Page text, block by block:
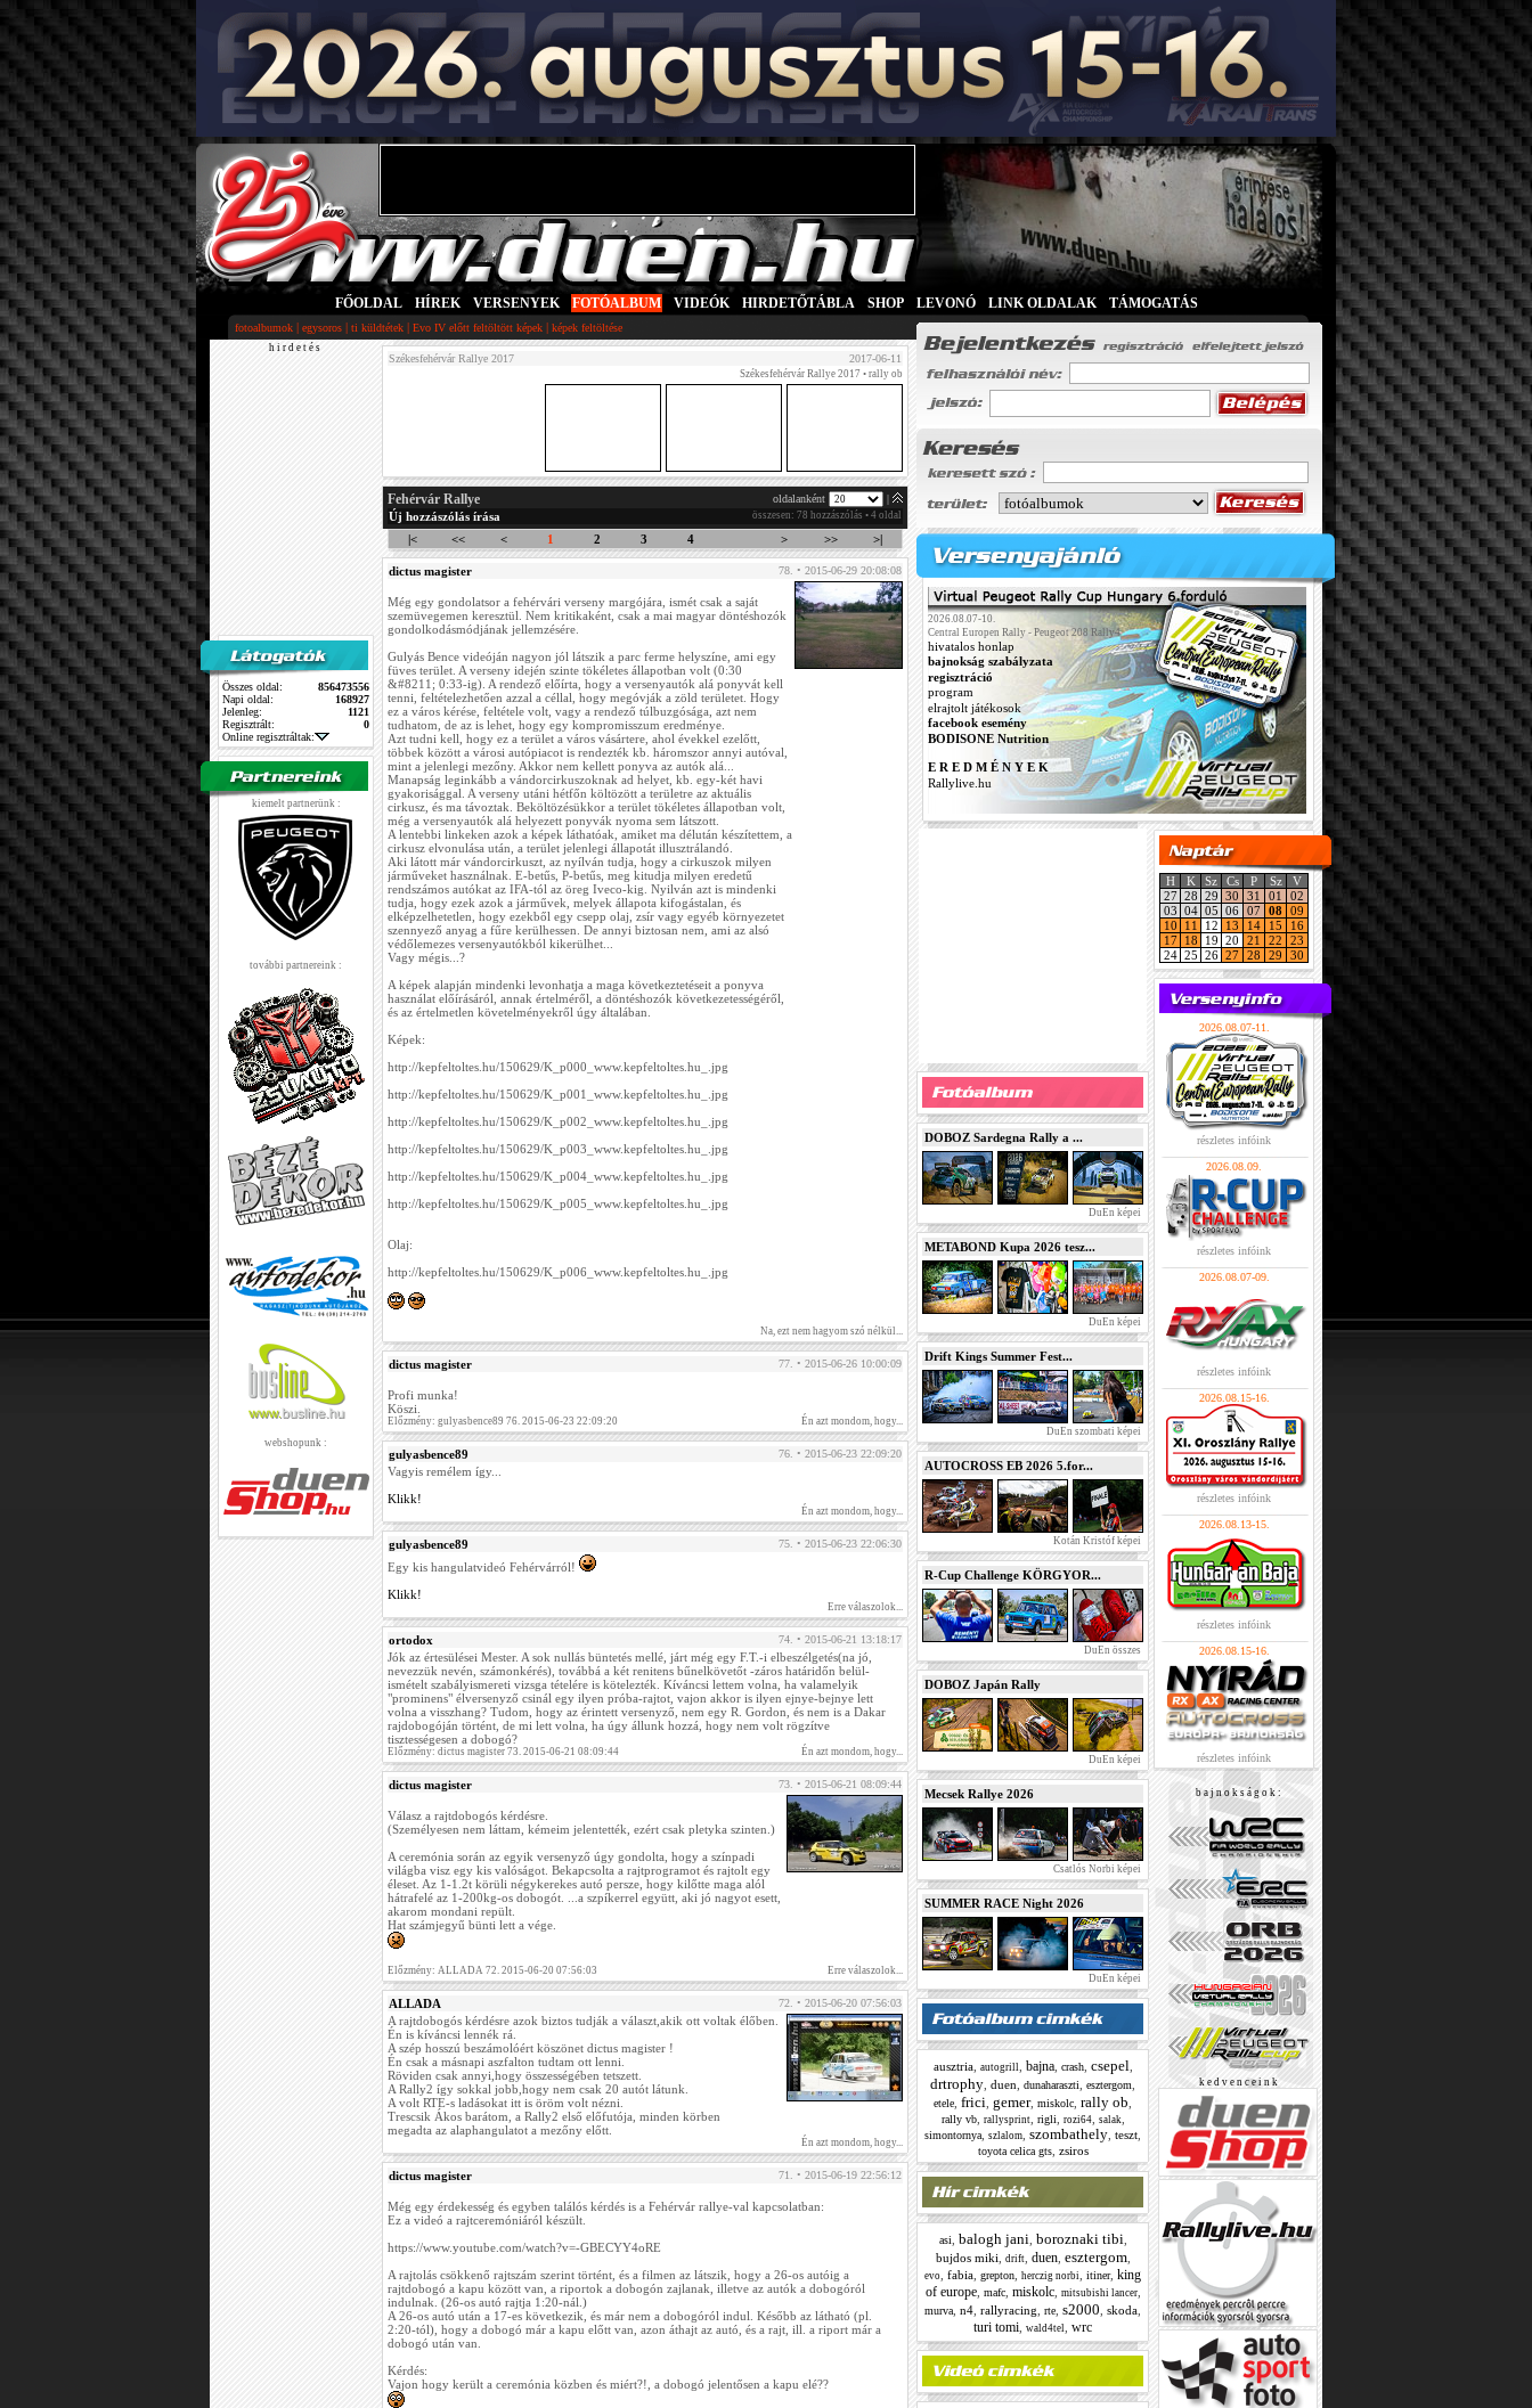
FŐOLDAL HÍREK VERSENYEK FOTÓALBUM VIDEÓK HIRDETŐTÁBLA SHOP LEVONÓ LINK OLDALAK TÁMOGATÁS
fotoalbumok | egysoros | ti küldtétek | Evo IV előtt feltöltött képek | képek feltöltése
h i r d e t é s
Összes oldal:
856473556
Napi oldal:
168927
Jelenleg:
1121
Regisztrált:
0
Online regisztráltak:
kiemelt partnerünk :
további partnereink :
webshopunk :
Székesfehérvár Rallye 2017 2017-06-11
Székesfehérvár Rallye 2017 • rally ob
Fehérvár Rallye oldalanként |
Új hozzászólás írása összesen: 78 hozzászólás • 4 oldal
|< << < 1 2 3 4 > >> >|
dictus magister 78. • 2015-06-29 20:08:08
Még egy gondolatsor a fehérvári verseny margójára, ismét csak a saját
szemüvegemen keresztül. Nem kritikaként, csak a mai magyar döntéshozók
gondolkodásmódjának jellemzésére.
Gulyás Bence videóján nagyon jól látszik a parc ferme helyszíne, ami egy
füves terület. A verseny idején szinte tökéletes állapotban volt (0:30
&#8211; 0:33-ig). A rendező előírta, hogy a versenyautók alá ponyvát kell
tenni, feltételezhetően azzal a céllal, hogy megóvják a zöld területet. Hogy
ez a város kérése, feltétele volt, vagy a rendező túlbuzgósága, azt nem
tudhatom, de az is lehet, hogy egy kompromisszum eredménye.
Azt tudni kell, hogy ez a terület a város vásártere, ahol évekkel ezelőtt,
többek között a városi autópiacot is rendezték kb. háromszor annyi autóval,
mint a jelenlegi mezőny. Akkor nem kellett ponyva az autók alá...
Manapság leginkább a vándorcirkuszoknak ad helyet, kb. egy-két havi
gyakorisággal. A verseny utáni hétfőn költözött a területre az aktuális
cirkusz, és ma távoztak. Beköltözésükkor a terület tökéletes állapotban volt,
még a versenyautók alá helyezett ponyvák nyoma sem látszott.
A lentebbi linkeken azok a képek láthatóak, amiket ma délután készítettem, a
cirkusz elvonulása után, a terület jelenlegi állapotát illusztrálandó.
Aki látott már vándorcirkuszt, az nyílván tudja, hogy a cirkuszok milyen
járműveket használnak. E-betűs, P-betűs, meg kitudja milyen eredetű
rendszámos autókat az IFA-tól az öreg Iveco-kig. Nyilván azt is mindenki
tudja, hogy ezek azok a járművek, melyek állapota kifogástalan, és
elképzelhetetlen, hogy ezekből egy csepp olaj, zsír vagy egyéb környezetet
szennyező anyag a fűre kerülhessen. De annyi biztosan nem, ami az alsó
védőlemezes versenyautókból kikerülhet...
Vagy mégis...?
A képek alapján mindenki levonhatja a maga következtetéseit a ponyva
használat előírásáról, annak értelméről, a döntéshozók következetességéről,
és az értelmetlen követelményekről úgy általában.
Képek:
http://kepfeltoltes.hu/150629/K_p000_www.kepfeltoltes.hu_.jpg
http://kepfeltoltes.hu/150629/K_p001_www.kepfeltoltes.hu_.jpg
http://kepfeltoltes.hu/150629/K_p002_www.kepfeltoltes.hu_.jpg
http://kepfeltoltes.hu/150629/K_p003_www.kepfeltoltes.hu_.jpg
http://kepfeltoltes.hu/150629/K_p004_www.kepfeltoltes.hu_.jpg
http://kepfeltoltes.hu/150629/K_p005_www.kepfeltoltes.hu_.jpg
Olaj:
http://kepfeltoltes.hu/150629/K_p006_www.kepfeltoltes.hu_.jpg
Na, ezt nem hagyom szó nélkül...
dictus magister 77. • 2015-06-26 10:00:09
Profi munka!
Köszi.
Előzmény: gulyasbence89 76. 2015-06-23 22:09:20 Én azt mondom, hogy...
gulyasbence89 76. • 2015-06-23 22:09:20
Vagyis remélem így...
Klikk!
Én azt mondom, hogy...
gulyasbence89 75. • 2015-06-23 22:06:30
Egy kis hangulatvideó Fehérvárról!
Klikk!
Erre válaszolok...
ortodox 74. • 2015-06-21 13:18:17
Jók az értesülései Mester. A sok nullás büntetés mellé, járt még egy F.T.-i elbeszélgetés(na jó,
nevezzük nevén, számonkérés), továbbá a két renitens bűnelkövetőt -záros határidőn belül-
ismételt szabályismereti vizsga tételére is kötelezték. Kíváncsi lettem volna, ha valamelyik
"prominens" élversenyző csinál egy ilyen próba-rajtot, vajon akkor is ilyen ejnye-bejnye lett
volna a visszhang? Tudom, hogy az érintett versenyző, nem egy R. Gordon, és nem is a Dakar
rajdobogóján történt, de mi lett volna, ha úgy állunk hozzá, hogy nem volt rögzítve
tisztességesen a dobogó?
Előzmény: dictus magister 73. 2015-06-21 08:09:44 Én azt mondom, hogy...
dictus magister 73. • 2015-06-21 08:09:44
Válasz a rajtdobogós kérdésre.
(Személyesen nem láttam, kémeim jelentették, ezért csak pletyka szinten.)
A ceremónia során az egyik versenyző úgy gondolta, hogy a színpadi
világba visz egy kis valóságot. Bekapcsolta a rajtprogramot és rajtolt egy
éleset. Az 1-1.2t körüli négykerekes autó persze, hogy kilőtte maga alól
hátrafelé az 1-200kg-os dobogót. ...a szpíkerrel együtt, aki jó nagyot esett,
akarom mondani repült.
Hat számjegyű bünti lett a vége.
Előzmény: ALLADA 72. 2015-06-20 07:56:03 Erre válaszolok...
ALLADA 72. • 2015-06-20 07:56:03
A rajtdobogós kérdésre azok biztos tudják a választ,akik ott voltak élőben.
Én is kíváncsi lennék rá.
A szép hosszú beszámolóért köszönet dictus magister !
Én csak a másnapi aszfalton tudtam ott lenni.
Röviden csak annyi,hogy összességében tetszett.
A Rally2 így sokkal jobb,hogy nem csak 20 autót látunk.
A volt RTE-s ladásokat itt is öröm volt nézni.
Trescsik Ákos barátom, a Rally2 első előfutója, minden körben
megadta az alaphangulatot a mezőny előtt.
Én azt mondom, hogy...
dictus magister 71. • 2015-06-19 22:56:12
Még egy érdekesség és egyben találós kérdés is a Fehérvár rallye-val kapcsolatban:
Ez a videó a rajtceremóniáról készült.
https://www.youtube.com/watch?v=-GBECYY4oRE
A rajtolás csökkenő rajtszám szerint történt, és a filmen az látszik, hogy a 26-os autóig a
rajtdobogó a kapu között van, a riportok a dobogón zajlanak, illetve az autók a dobogóról
indulnak. (26-os autó rajtja 1:20-nál.)
A 26-os autó után a 17-es következik, és már nem a dobogóról indul. Később az látható (pl.
2:20-tól), hogy a dobogó már a kapu előtt van, azon áthajt az autó, és a rajt, ill. a riport már a
dobogó után van.
Kérdés:
Vajon hogy került a ceremónia közben és miért?!, a dobogó jelentősen a kapu elé??
2026.08.07-10.
Central Europen Rally - Peugeot 208 Rally4
hivatalos honlap
bajnokság szabályzata
regisztráció
program
elrajtolt játékosok
facebook esemény
BODISONE Nutrition
E R E D M É N Y E K
Rallylive.hu
DOBOZ Sardegna Rally a ...
DuEn képei
METABOND Kupa 2026 tesz...
DuEn képei
Drift Kings Summer Fest...
DuEn szombati képei
AUTOCROSS EB 2026 5.for...
Kotán Kristóf képei
R-Cup Challenge KÖRGYOR...
DuEn összes
DOBOZ Japán Rally
DuEn képei
Mecsek Rallye 2026
Csatlós Norbi képei
SUMMER RACE Night 2026
DuEn képei
ausztria, autogrill bajna, crash, csepel
drtrophy duen dunaharaszti esztergom
etele frici gemer, miskolc rally ob
rally vb, rallysprint, rigli rozi64, salak
simontornya szlalom szombathely teszt
toyota celica gts, zsiros
asi balogh jani boroznaki tibi
bujdos miki
drift, duen, esztergom,
evo fabia grepton herczig norbi itiner, king
of europe, mafc, miskolc, mitsubishi lancer,
murva n4 rallyracing rte s2000 skoda
turi tomi wald4tel wrc
H K Sz Cs P Sz
V
27 28 29 30 31 01
02
03 04 05 06 07 08 09
10
11 12 13 14 15
16
17
18 19 20 21 22
23
24 25 26 27 28 29 30
2026.08.07-11.
részletes infóink
2026.08.09.
részletes infóink
2026.08.07-09.
részletes infóink
2026.08.15-16.
részletes infóink
2026.08.13-15.
részletes infóink
2026.08.15-16.
részletes infóink
b a j n o k s á g o k :
k e d v e n c e i n k